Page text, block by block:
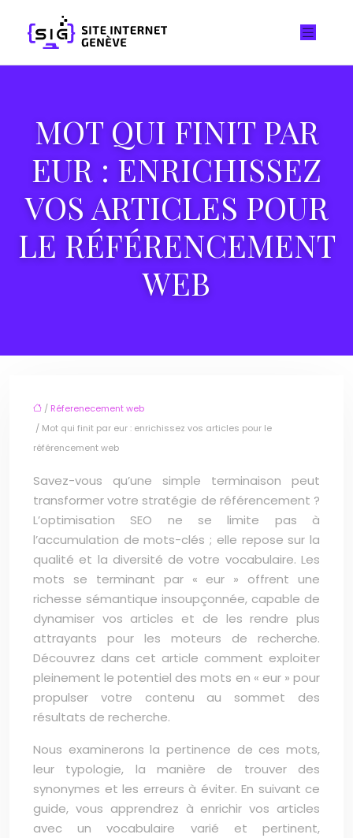
MOT QUI FINIT PAR
EUR : ENRICHISSEZ
VOS ARTICLES POUR
LE RÉFÉRENCEMENT
WEB
/ Réferenecement web
/ Mot qui finit par eur : enrichissez vos articles pour le
référencement web
Savez-vous qu’une simple terminaison peut
transformer votre stratégie de référencement ?
L’optimisation SEO ne se limite pas à
l’accumulation de mots-clés ; elle repose sur la
qualité et la diversité de votre vocabulaire. Les
mots se terminant par « eur » offrent une
richesse sémantique insoupçonnée, capable de
dynamiser vos articles et de les rendre plus
attrayants pour les moteurs de recherche.
Découvrez dans cet article comment exploiter
pleinement le potentiel des mots en « eur » pour
propulser votre contenu au sommet des
résultats de recherche.
Nous examinerons la pertinence de ces mots,
leur typologie, la manière de trouver des
synonymes et les erreurs à éviter. En suivant ce
guide, vous apprendrez à enrichir vos articles
avec un vocabulaire varié et pertinent,